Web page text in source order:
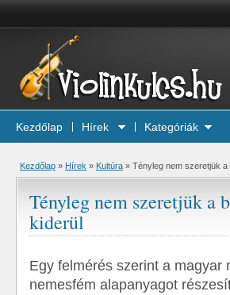
Kezdőlap Hírek Kategóriák
Kezdőlap » Hírek » Kultúra » Tényleg nem szeretjük
Tényleg nem szeretjük a
kiderül
Egy felmérés szerint a magyar
nemesfém alapanyagot